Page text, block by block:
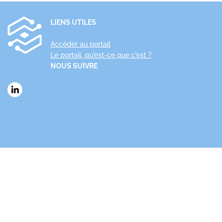
LIENS UTILES
Accéder au portail
Le portail, qu'est-ce que c'est ?
NOUS SUIVRE